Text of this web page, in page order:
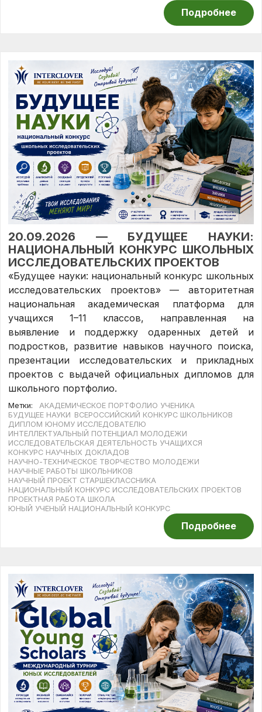
Подробнее
20.09.2026 — БУДУЩЕЕ НАУКИ:
НАЦИОНАЛЬНЫЙ КОНКУРС ШКОЛЬНЫХ
ИССЛЕДОВАТЕЛЬСКИХ ПРОЕКТОВ
«Будущее науки: национальный конкурс школьных
исследовательских проектов» — авторитетная
национальная академическая платформа для
учащихся 1–11 классов, направленная на
выявление и поддержку одаренных детей и
подростков, развитие навыков научного поиска,
презентации исследовательских и прикладных
проектов с выдачей официальных дипломов для
школьного портфолио.
Метки:
АКАДЕМИЧЕСКОЕ ПОРТФОЛИО УЧЕНИКА
БУДУЩЕЕ НАУКИ ВСЕРОССИЙСКИЙ КОНКУРС ШКОЛЬНИКОВ
ДИПЛОМ ЮНОМУ ИССЛЕДОВАТЕЛЮ
ИНТЕЛЛЕКТУАЛЬНЫЙ ПОТЕНЦИАЛ МОЛОДЕЖИ
ИССЛЕДОВАТЕЛЬСКАЯ ДЕЯТЕЛЬНОСТЬ УЧАЩИХСЯ
КОНКУРС НАУЧНЫХ ДОКЛАДОВ
НАУЧНО-ТЕХНИЧЕСКОЕ ТВОРЧЕСТВО МОЛОДЕЖИ
НАУЧНЫЕ РАБОТЫ ШКОЛЬНИКОВ
НАУЧНЫЙ ПРОЕКТ СТАРШЕКЛАССНИКА
НАЦИОНАЛЬНЫЙ КОНКУРС ИССЛЕДОВАТЕЛЬСКИХ ПРОЕКТОВ
ПРОЕКТНАЯ РАБОТА ШКОЛА
ЮНЫЙ УЧЕНЫЙ НАЦИОНАЛЬНЫЙ КОНКУРС
Подробнее